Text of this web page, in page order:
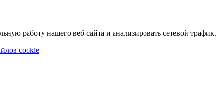
работу нашего веб-сайта и анализировать сетевой трафик.
cookie